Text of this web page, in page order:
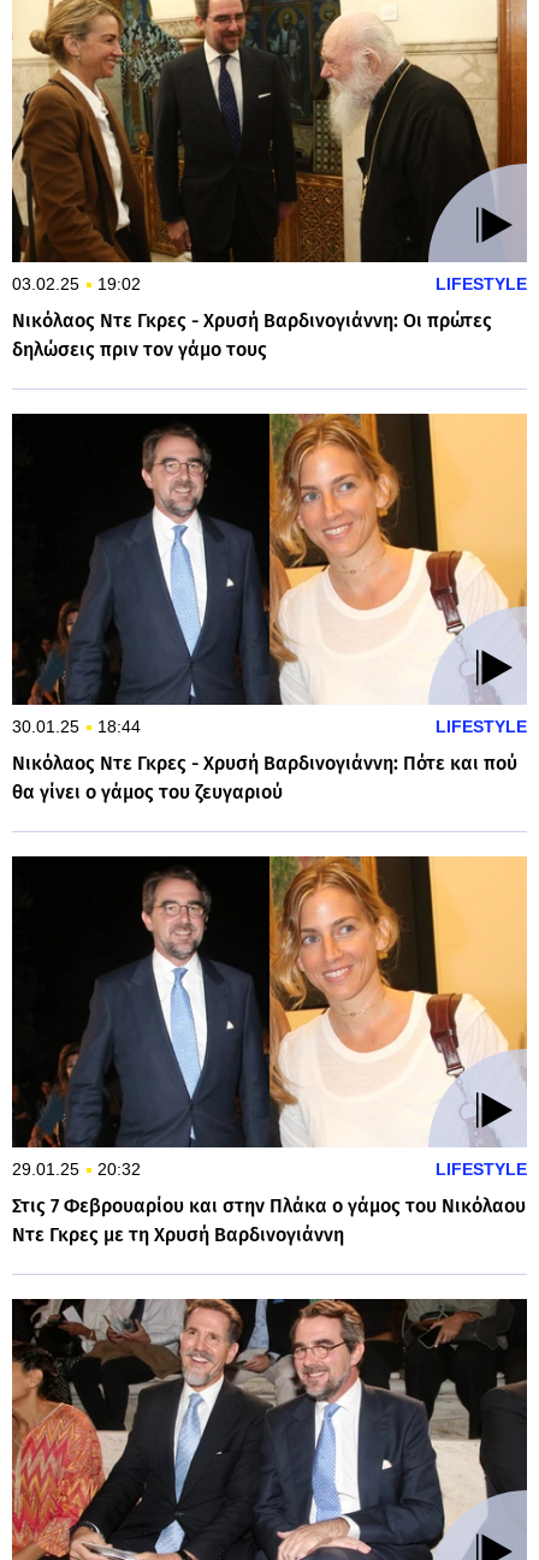
03.02.25 19:02 LIFESTYLE
Νικόλαος Ντε Γκρες - Χρυσή Βαρδινογιάννη: Οι πρώτες
δηλώσεις πριν τον γάμο τους
30.01.25 18:44 LIFESTYLE
Νικόλαος Ντε Γκρες - Χρυσή Βαρδινογιάννη: Πότε και πού
θα γίνει ο γάμος του ζευγαριού
29.01.25 20:32 LIFESTYLE
Στις 7 Φεβρουαρίου και στην Πλάκα ο γάμος του Νικόλαου
Ντε Γκρες με τη Χρυσή Βαρδινογιάννη